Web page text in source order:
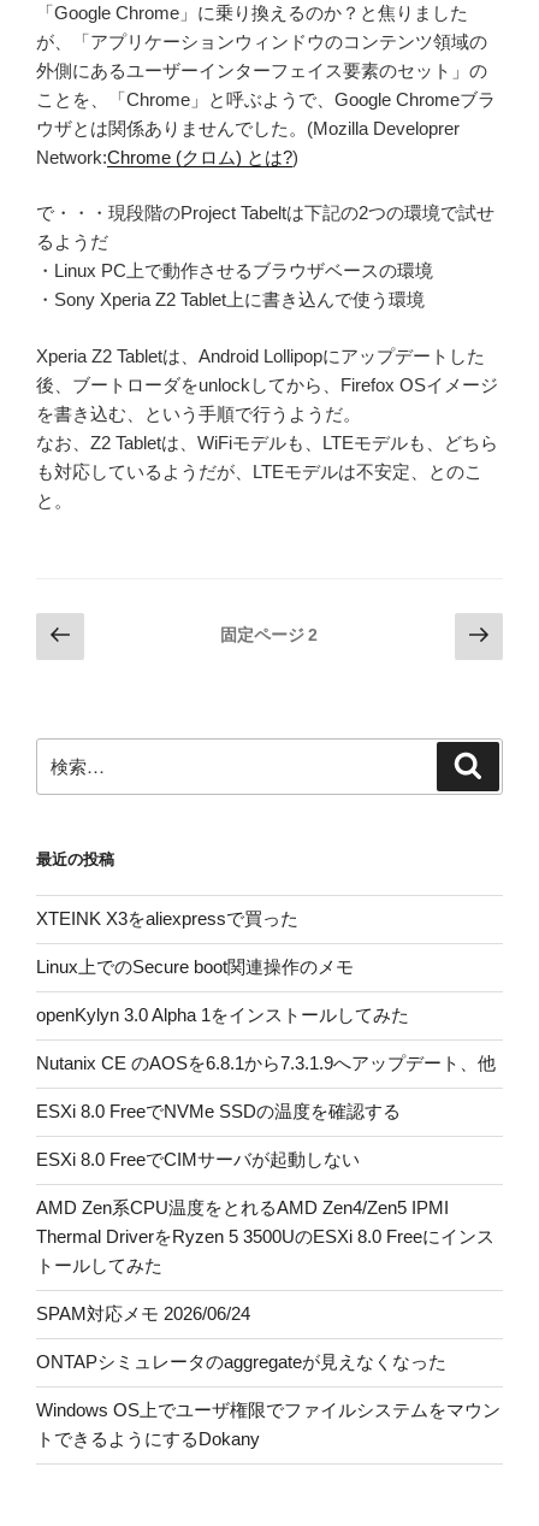
「Google Chrome」に乗り換えるのか？と焦りました
が、「アプリケーションウィンドウのコンテンツ領域の
外側にあるユーザーインターフェイス要素のセット」の
ことを、「Chrome」と呼ぶようで、Google Chromeブラ
ウザとは関係ありませんでした。(Mozilla Developrer
Network:Chrome (クロム) とは?)
で・・・現段階のProject Tabeltは下記の2つの環境で試せ
るようだ
・Linux PC上で動作させるブラウザベースの環境
・Sony Xperia Z2 Tablet上に書き込んで使う環境
Xperia Z2 Tabletは、Android Lollipopにアップデートした
後、ブートローダをunlockしてから、Firefox OSイメージ
を書き込む、という手順で行うようだ。
なお、Z2 Tabletは、WiFiモデルも、LTEモデルも、どちら
も対応しているようだが、LTEモデルは不安定、とのこ
と。
投
稿
ー
ジ
り
前
の
ジ
固定ページ2
次
の
ジ
索:
最近の投稿
XTEINK X3をaliexpressで買った
Linux上でのSecure boot関連操作のメモ
openKylyn 3.0 Alpha 1をインストールしてみた
Nutanix CE のAOSを6.8.1から7.3.1.9へアップデート、他
ESXi 8.0 FreeでNVMe SSDの温度を確認する
ESXi 8.0 FreeでCIMサーバが起動しない
AMD Zen系CPU温度をとれるAMD Zen4/Zen5 IPMI
Thermal DriverをRyzen 5 3500UのESXi 8.0 Freeにインス
トールしてみた
SPAM対応メモ 2026/06/24
ONTAPシミュレータのaggregateが見えなくなった
Windows OS上でユーザ権限でファイルシステムをマウン
トできるようにするDokany